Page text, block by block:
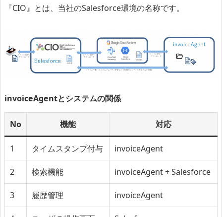
『CIO』とは、当社のSalesforce環境の名称です。
invoiceAgentとシステムの関係
No 機能 対応
1 タイムスタンプ付与 invoiceAgent
2 検索機能 invoiceAgent + Salesforce
3 履歴管理 invoiceAgent